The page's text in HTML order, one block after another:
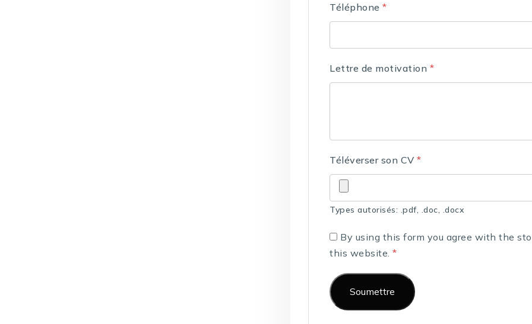
Téléphone*
Lettre de motivation *
Téléverser son CV*
Types autorisés: .pdf, .doc, .docx
By using this form you agree with the
this website.*